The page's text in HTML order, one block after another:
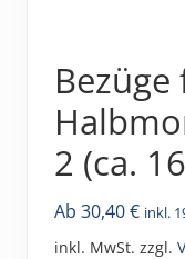
2 (ca.
Ab 30,40€ inkl.
inkl. MwSt. zzgl.